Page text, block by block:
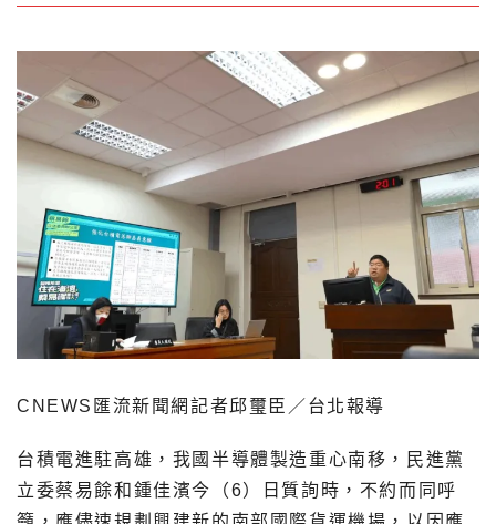
CNEWS匯流新聞網記者邱璽臣／台北報導
台積電進駐高雄，我國半導體製造重心南移，民進黨
立委蔡易餘和鍾佳濱今（6）日質詢時，不約而同呼